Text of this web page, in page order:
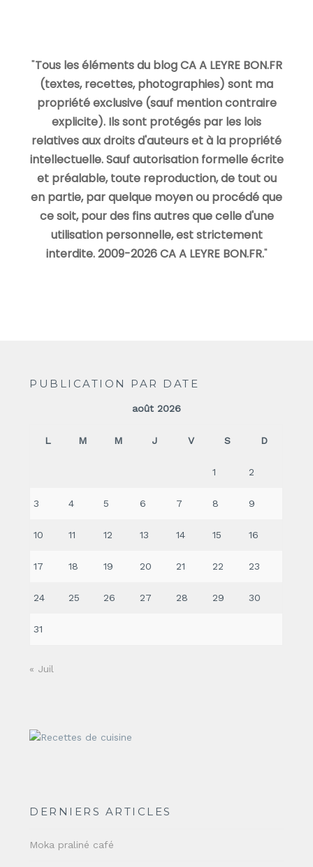
"Tous les éléments du blog CA A LEYRE BON.FR
(textes, recettes, photographies) sont ma
propriété exclusive (sauf mention contraire
explicite). Ils sont protégés par les lois
relatives aux droits d'auteurs et à la propriété
intellectuelle. Sauf autorisation formelle écrite
et préalable, toute reproduction, de tout ou
en partie, par quelque moyen ou procédé que
ce soit, pour des fins autres que celle d'une
utilisation personnelle, est strictement
interdite. 2009-2026 CA A LEYRE BON.FR."
PUBLICATION PAR DATE
août 2026
L M M J V S D
1 2
3 4 5 6 7 8 9
10 11 12 13 14 15 16
17 18 19 20 21 22 23
24 25 26 27 28 29 30
31
« Juil
DERNIERS ARTICLES
Moka praliné café